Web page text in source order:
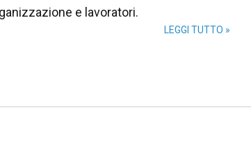
e lavoratori.
LEGGI TUTTO »